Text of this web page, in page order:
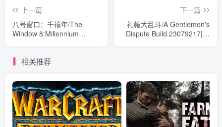
上一篇
八号窗口：千禧年/The
Window 8:Millennium
下一篇
礼帽大乱斗/A Gentlemen's
Dispute Build.23079217|动
相关推荐